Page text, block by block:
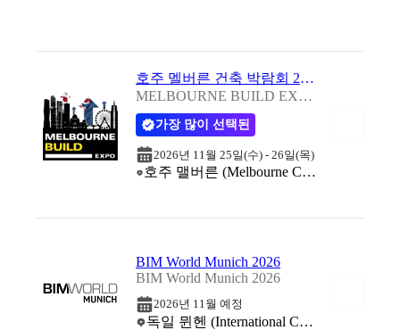
호주 멜버른 건축 박람회 2026
MELBOURNE BUILD EXPO 2026
가장 많이 선택된
2026년 11월 25일(수) - 26일(목)
호주 맬버른 (Melbourne Convention and Exhibition Centre (MCEC))
BIM World Munich 2026
BIM World Munich 2026
2026년 11월 예정
독일 뮌헨 (International Congress Center Munchen)